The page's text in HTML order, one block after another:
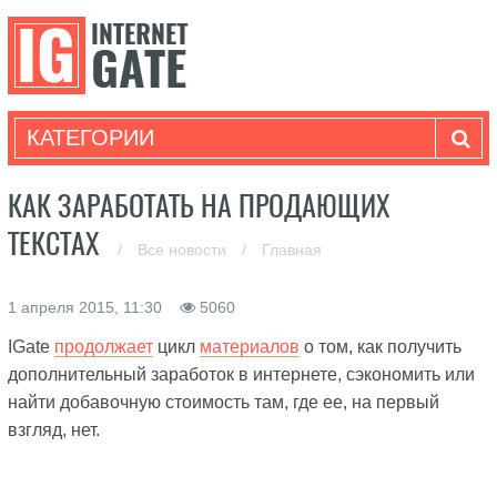
КАТЕГОРИИ
КАК ЗАРАБОТАТЬ НА ПРОДАЮЩИХ
ТЕКСТАХ
/ Все новости / Главная
1 апреля 2015, 11:30 5060
IGate продолжаетцикл материалов о том, как получить
дополнительный заработок в интернете, сэкономить или
найти добавочную стоимость там, где ее, на первый
взгляд, нет.